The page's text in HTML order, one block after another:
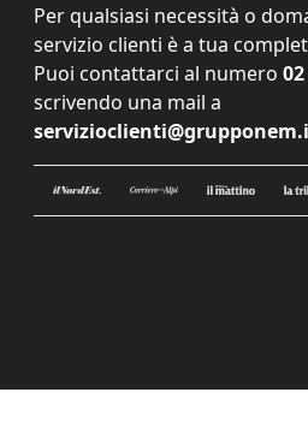
Per qualsiasi necessità o
servizio clienti è a tua
Puoi contattarci al numero
scrivendo una mail a